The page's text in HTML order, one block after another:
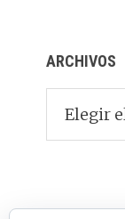
ARCHIVOS